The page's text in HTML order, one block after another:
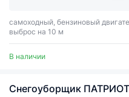
самоходный, бензиновый
выброс на 10 м
В наличии
Снегоуборщик